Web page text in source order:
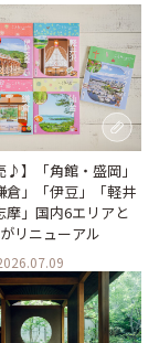
♪】「角館・盛岡」
倉」「伊豆」「軽井
摩」国内6エリアと
リニューアル